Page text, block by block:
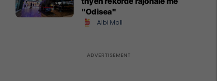
"Odisea"
Albi Mall